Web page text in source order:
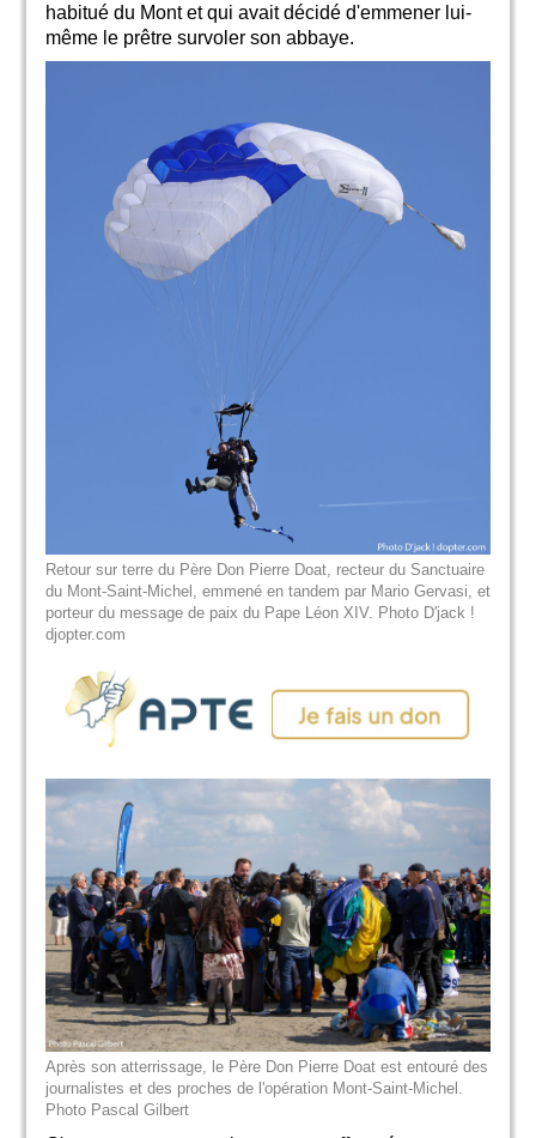
habitué du Mont et qui avait décidé d'emmener lui-
même le prêtre survoler son abbaye.
Retour sur terre du Père Don Pierre Doat, recteur du Sanctuaire
du Mont-Saint-Michel, emmené en tandem par Mario Gervasi, et
porteur du message de paix du Pape Léon XIV. Photo D'jack !
djopter.com
Après son atterrissage, le Père Don Pierre Doat est entouré des
journalistes et des proches de l'opération Mont-Saint-Michel.
Photo Pascal Gilbert